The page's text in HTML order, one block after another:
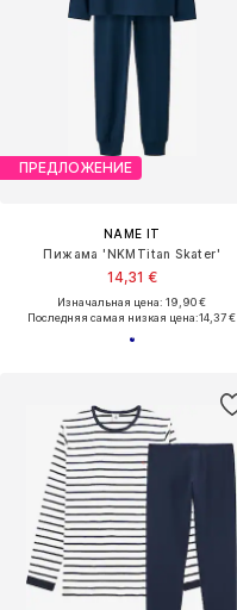
ПРЕДЛОЖЕНИЕ
NAME IT
Пижама 'NKMTitan Skater'
14,31 €
Изначальная цена: 19,90 €
Последняя самая низкая цена:14,37 €